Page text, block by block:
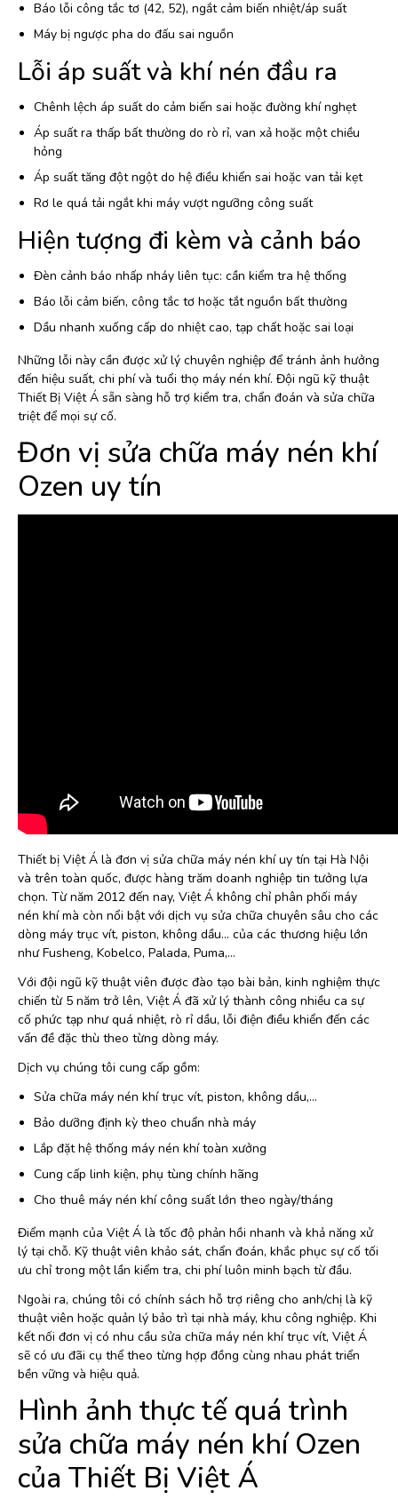
Báo lỗi công tắc tơ (42, 52), ngắt cảm biến nhiệt/áp suất
Máy bị ngược pha do đấu sai nguồn
Lỗi áp suất và khí nén đầu ra
Chênh lệch áp suất do cảm biến sai hoặc đường khí nghẹt
Áp suất ra thấp bất thường do rò rỉ, van xả hoặc một chiều
hỏng
Áp suất tăng đột ngột do hệ điều khiển sai hoặc van tải kẹt
Rơ le quá tải ngắt khi máy vượt ngưỡng công suất
Hiện tượng đi kèm và cảnh báo
Đèn cảnh báo nhấp nháy liên tục: cần kiểm tra hệ thống
Báo lỗi cảm biến, công tắc tơ hoặc tắt nguồn bất thường
Dầu nhanh xuống cấp do nhiệt cao, tạp chất hoặc sai loại
Những lỗi này cần được xử lý chuyên nghiệp để tránh ảnh hưởng
đến hiệu suất, chi phí và tuổi thọ máy nén khí. Đội ngũ kỹ thuật
Thiết Bị Việt Á sẵn sàng hỗ trợ kiểm tra, chẩn đoán và sửa chữa
triệt để mọi sự cố.
Đơn vị sửa chữa máy nén khí
Ozen uy tín
Thiết bị Việt Á là đơn vị sửa chữa máy nén khí uy tín tại Hà Nội
và trên toàn quốc, được hàng trăm doanh nghiệp tin tưởng lựa
chọn. Từ năm 2012 đến nay, Việt Á không chỉ phân phối máy
nén khí mà còn nổi bật với dịch vụ sửa chữa chuyên sâu cho các
dòng máy trục vít, piston, không dầu… của các thương hiệu lớn
như Fusheng, Kobelco, Palada, Puma,…
Với đội ngũ kỹ thuật viên được đào tạo bài bản, kinh nghiệm thực
chiến từ 5 năm trở lên, Việt Á đã xử lý thành công nhiều ca sự
cố phức tạp như quá nhiệt, rò rỉ dầu, lỗi điện điều khiển đến các
vấn đề đặc thù theo từng dòng máy.
Dịch vụ chúng tôi cung cấp gồm:
Sửa chữa máy nén khí trục vít, piston, không dầu,…
Bảo dưỡng định kỳ theo chuẩn nhà máy
Lắp đặt hệ thống máy nén khí toàn xưởng
Cung cấp linh kiện, phụ tùng chính hãng
Cho thuê máy nén khí công suất lớn theo ngày/tháng
Điểm mạnh của Việt Á là tốc độ phản hồi nhanh và khả năng xử
lý tại chỗ. Kỹ thuật viên khảo sát, chẩn đoán, khắc phục sự cố tối
ưu chỉ trong một lần kiểm tra, chi phí luôn minh bạch từ đầu.
Ngoài ra, chúng tôi có chính sách hỗ trợ riêng cho anh/chị là kỹ
thuật viên hoặc quản lý bảo trì tại nhà máy, khu công nghiệp. Khi
kết nối đơn vị có nhu cầu sửa chữa máy nén khí trục vít, Việt Á
sẽ có ưu đãi cụ thể theo từng hợp đồng cùng nhau phát triển
bền vững và hiệu quả.
Hình ảnh thực tế quá trình
sửa chữa máy nén khí Ozen
của Thiết Bị Việt Á